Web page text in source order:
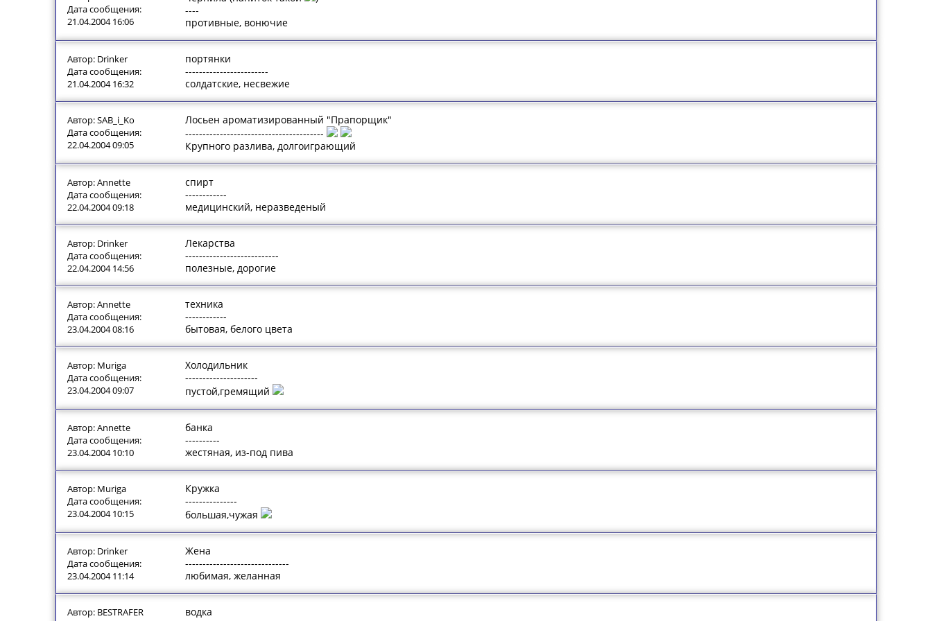
Дата сообщения:
21.04.2004 16:06
----
противные, вонючие
Автор: Drinker
Дата сообщения:
21.04.2004 16:32
портянки
------------------------
солдатские, несвежие
Автор: SAB_i_Ko
Дата сообщения:
22.04.2004 09:05
Лосьен ароматизированный "Прапорщик"
----------------------------------------
Крупного разлива, долгоиграющий
Автор: Annette
Дата сообщения:
22.04.2004 09:18
спирт
------------
медицинский, неразведеный
Автор: Drinker
Дата сообщения:
22.04.2004 14:56
Лекарства
---------------------------
полезные, дорогие
Автор: Annette
Дата сообщения:
23.04.2004 08:16
техника
------------
бытовая, белого цвета
Автор: Muriga
Дата сообщения:
23.04.2004 09:07
Холодильник
---------------------
пустой,гремящий
Автор: Annette
Дата сообщения:
23.04.2004 10:10
банка
----------
жестяная, из-под пива
Автор: Muriga
Дата сообщения:
23.04.2004 10:15
Кружка
---------------
большая,чужая
Автор: Drinker
Дата сообщения:
23.04.2004 11:14
Жена
------------------------------
любимая, желанная
Автор: BESTRAFER
водка